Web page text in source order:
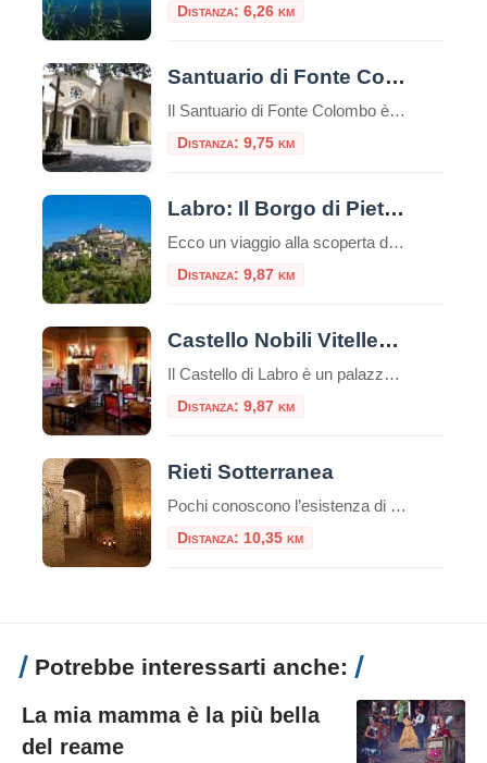
Distanza: 6,26 km
Santuario di Fonte Colombo
Il Santuario di Fonte Colombo è un luogo di grande importanza storica e religiosa situato nei pressi di Rieti, nella regione del Lazio, in Italia. Il santuario è dedicato a San Francesco d’Assisi, fondatore dell’ordine francescano. Il santuario è considerato il Sinai francescano. Qui tutto è sacro: gli edifici e il bosco stesso, perché racchiude […]
Distanza: 9,75 km
Labro: Il Borgo di Pietra Sospeso nel Tempo
Ecco un viaggio alla scoperta di Labro, uno dei borghi meglio conservati e più romantici d’Italia. Arroccato su uno sperone roccioso al confine tra Lazio e Umbria, il borgo di Labro in provincia di Rieti, è una “sentinella” che sorveglia dall’alto lo splendido Lago di Piediluco. Labro è un labirinto verticale. Interamente costruito in pietra […]
Distanza: 9,87 km
Castello Nobili Vitelleschi o Castello di Labro
Il Castello di Labro è un palazzo nobiliare situato nel comune di Labro, in provincia di Rieti.Questo castello è noto per la vista panoramica spettacolare sulla valle del fiume Nera e sul Lago Piediluco. Storia del Castello In origine l’incastellamento di Labro si componeva di un’imponente torre quadrata sovrastante il borgo, il quale era a […]
Distanza: 9,87 km
Rieti Sotterranea
Pochi conoscono l’esistenza di ampi ambienti che inglobano vestigia romane sotto l’odierna via Roma a Rieti. E questo non sorprende se si considera che fino a pochi anni fa, i primi a non saperlo erano i reatini stessi. Le cose fortunatamente sono cambiate, ma ancor
Distanza: 10,35 km
Potrebbe interessarti anche:
La mia mamma è la più bella
del reame